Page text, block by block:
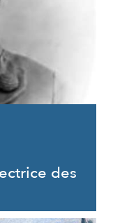
des